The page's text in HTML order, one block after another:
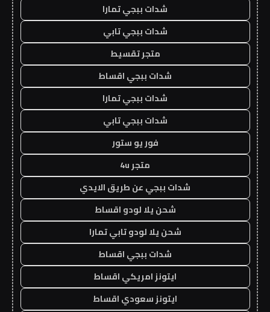
شدات ببجي تمارا
شدات ببجي تابي
متجر تقسيط
شدات ببجي اقساط
شدات ببجي تمارا
شدات ببجي تابي
فور يو ستور
متجر 4u
شدات ببجي عن طريق الايدي
شحن يلا لودو اقساط
شحن يلا لودو تابي تمارا
شدات ببجي اقساط
ايتونز امريكي اقساط
ايتونز سعودي اقساط